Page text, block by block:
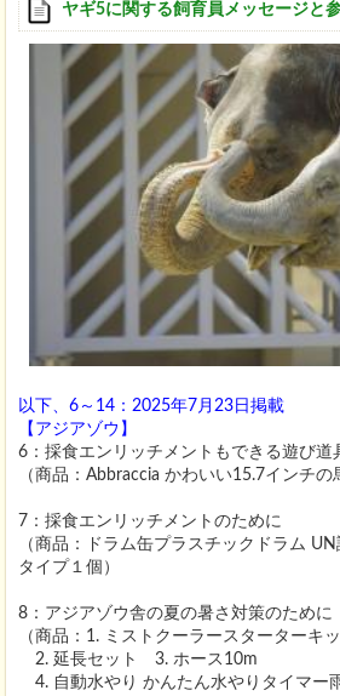
ヤギ5に関する飼育員メッセージと
以下、6～14：2025年7月23日掲載
【アジアゾウ】
6：採食エンリッチメントもできる遊び
（商品：Abbraccia かわいい15.7インチ
7：採食エンリッチメントのために
（商品：ドラム缶プラスチックドラム
タイプ１個）
8：アジアゾウ舎の夏の暑さ対策のため
（商品：1. ミストクーラースターターキ
2. 延長セット 3. ホース10m
4. 自動水やり かんたん水やりタイマ